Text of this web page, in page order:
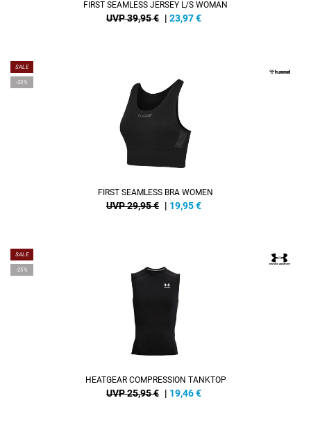
FIRST SEAMLESS JERSEY L/S WOMAN
UVP 39,95 € | 23,97€
SALE
-33%
FIRST SEAMLESS BRA WOMEN
UVP 29,95 € | 19,95€
SALE
-25%
HEATGEAR COMPRESSION TANKTOP
UVP 25,95 € | 19,46€